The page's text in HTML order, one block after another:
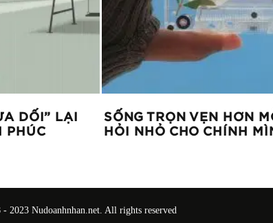
DỐI” LẠI
PHÚC
SỐNG TRỌN VẸN HƠN
HỎI NHỎ CHO CHÍNH
2023 Nudoanhnhan.net. All rights reserved